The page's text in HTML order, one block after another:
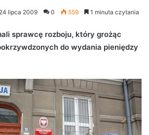
24 lipca 2009 0 559 1 minuta czytania
sprawcę rozboju, który grożąc
do wydania pieniędzy